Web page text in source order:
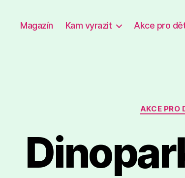
Magazín Kam vyrazit Akce pro
AKCE PRO